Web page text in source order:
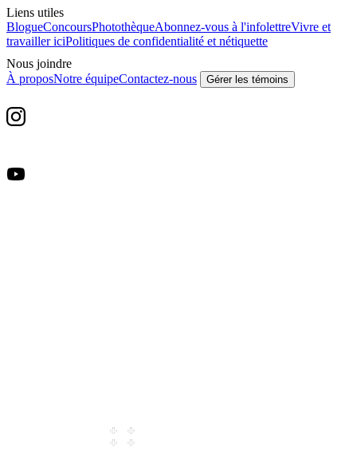
Liens utiles
BlogueConcoursPhotothèqueAbonnez-vous à l'infolettreVivre et
travailler iciPolitiques de confidentialité et nétiquette
Nous joindre
À proposNotre équipeContactez-nous Gérer les témoins